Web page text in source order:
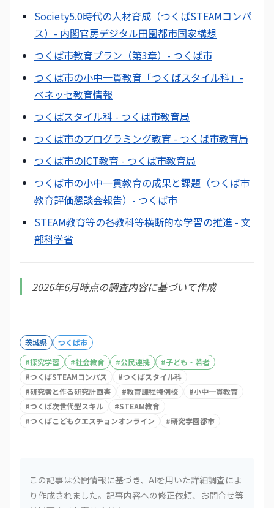
Society5.0時代の人材育成（つくばSTEAMコンパ
ス）- 内閣官房デジタル田園都市国家構想
つくば市教育プラン（第3章）- つくば市
つくば市の小中一貫教育「つくばスタイル科」-
ベネッセ教育情報
つくばスタイル科 - つくば市教育局
つくば市のプログラミング教育 - つくば市教育局
つくば市のICT教育 - つくば市教育局
つくば市の小中一貫教育の成果と課題（つくば市
教育評価懇談会報告）- つくば市
STEAM教育等の各教科等横断的な学習の推進 - 文
部科学省
2026年6月時点の調査内容に基づいて作成
茨城県
つくば市
#探究学習 #社会教育 #公民連携 #子ども・若者
#つくばSTEAMコンパス #つくばスタイル科
#研究者と作る研究計画書 #教育課程特例校 #小中一貫教育
#つくば次世代型スキル #STEAM教育
#つくばこどもクエスチョンオンライン #研究学園都市
この記事は公開情報に基づき、AIを用いた詳細調査によ
り作成されました。記事内容への修正依頼、お問合せ等